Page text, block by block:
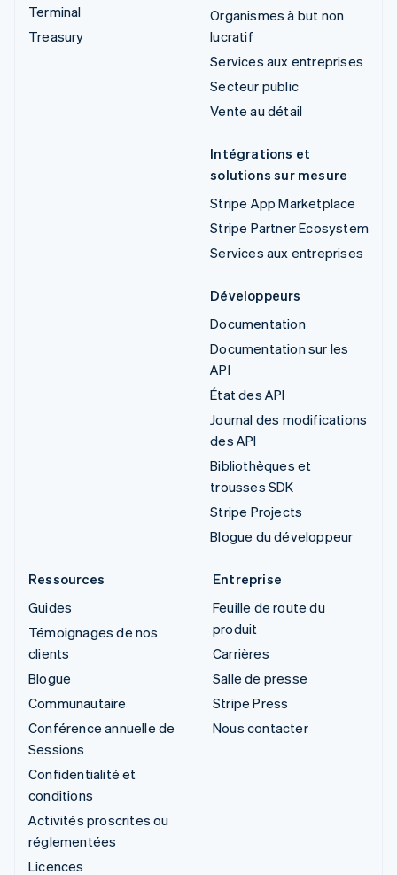
Terminal
Treasury
Organismes à but non
lucratif
Services aux entreprises
Secteur public
Vente au détail
Intégrations et
solutions sur mesure
Stripe App Marketplace
Stripe Partner Ecosystem
Services aux entreprises
Développeurs
Documentation
Documentation sur les
API
État des API
Journal des modifications
des API
Bibliothèques et
trousses SDK
Stripe Projects
Blogue du développeur
Ressources
Guides
Témoignages de nos
clients
Blogue
Communautaire
Conférence annuelle de
Sessions
Confidentialité et
conditions
Activités proscrites ou
réglementées
Licences
Entreprise
Feuille de route du
produit
Carrières
Salle de presse
Stripe Press
Nous contacter